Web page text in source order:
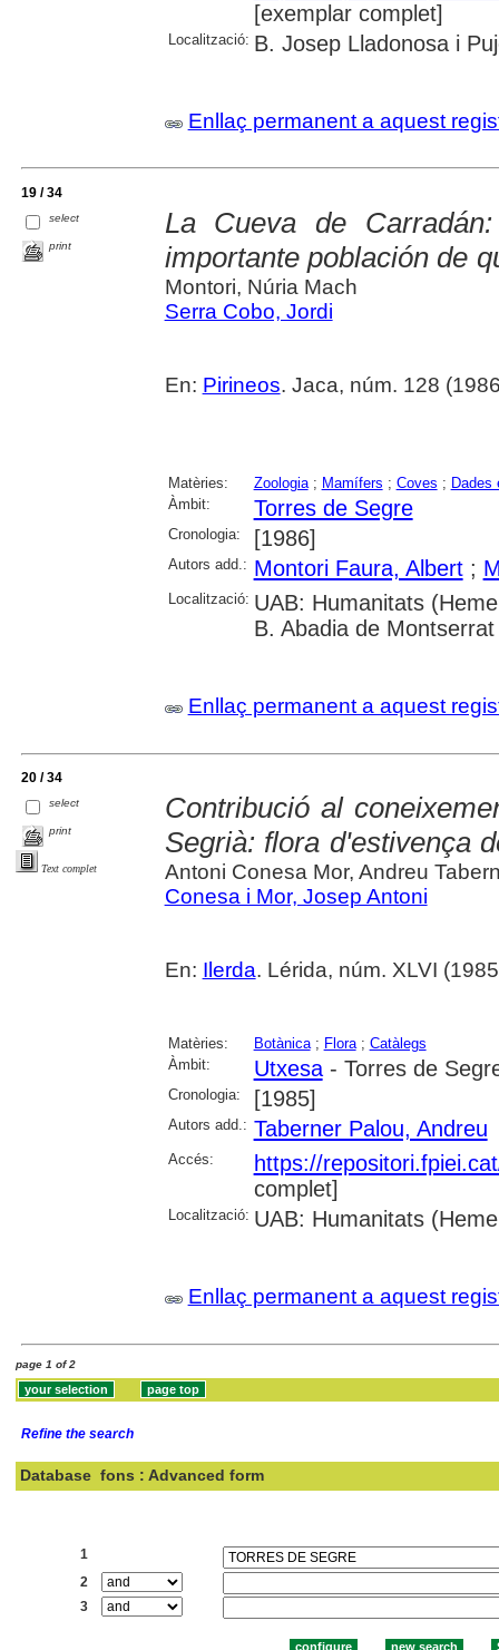
[exemplar complet]
Localització: B. Josep Lladonosa i
Enllaç permanent a aquest
19 / 34
select
print
La Cueva de
importante población de
Montori, Núria Mach
Serra Cobo, Jordi
En: Pirineos. Jaca, núm. 128
Matèries: Zoologia; Mamífers ; Coves ; Dades
Àmbit:
Torres de Segre
Cronologia: [1986]
Autors add.: Montori Faura, Albert;
Localització: UAB: Humanitats
B. Abadia de Montserrat
Enllaç permanent a aquest
20 / 34
select
print
Text complet
Contribució al
Segrià: flora d'estivença
Antoni Conesa Mor, Andreu
Conesa i Mor, Josep Antoni
En: Ilerda. Lérida, núm. XLVI
Matèries: Botànica; Flora; Catàlegs
Àmbit:
Utxesa- Torres de
Cronologia: [1985]
Autors add.: Taberner Palou, Andreu
Accés:
https://
complet]
Localització: UAB: Humanitats
Enllaç permanent a aquest
page 1 of 2
Refine the search
Database fons : Advanced form
1
2
3